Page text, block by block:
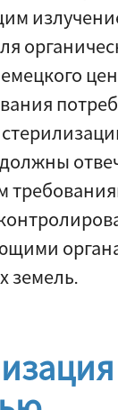
земель.